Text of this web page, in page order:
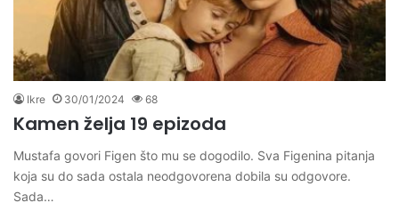
Ikre 30/01/2024 68
Kamen želja 19 epizoda
Mustafa govori Figen što mu se dogodilo. Sva Figenina pitanja
koja su do sada ostala neodgovorena dobila su odgovore.
Sada…